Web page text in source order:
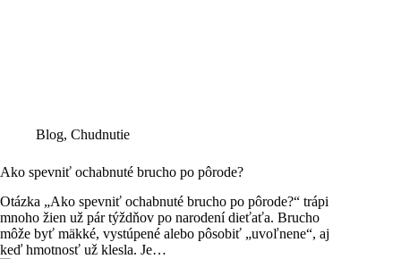
Blog, Chudnutie
Ako spevniť ochabnuté brucho po pôrode?
Otázka „Ako spevniť ochabnuté brucho po pôrode?“ trápi
mnoho žien už pár týždňov po narodení dieťaťa. Brucho
môže byť mäkké, vystúpené alebo pôsobiť „uvoľnene“, aj
keď hmotnosť už klesla. Je…